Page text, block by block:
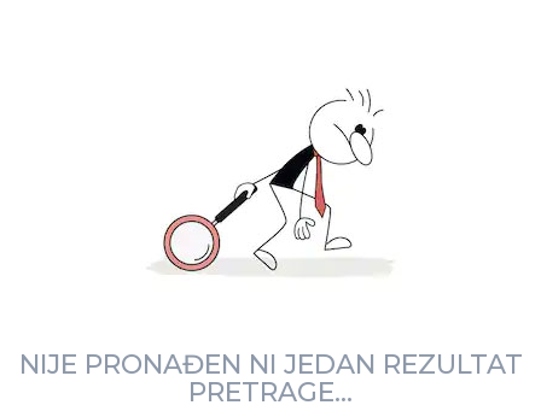
NIJE PRONAĐEN NI JEDAN REZULTAT
PRETRAGE...